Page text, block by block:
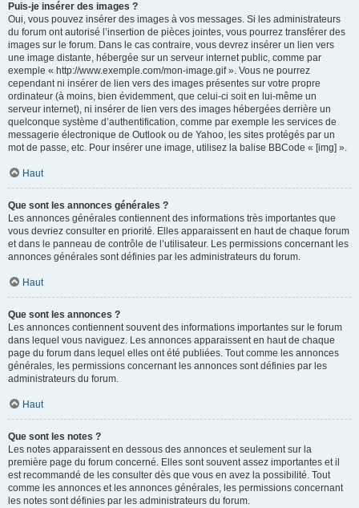
Puis-je insérer des images ?
Oui, vous pouvez insérer des images à vos messages. Si les administrateurs
du forum ont autorisé l’insertion de pièces jointes, vous pourrez transférer des
images sur le forum. Dans le cas contraire, vous devrez insérer un lien vers
une image distante, hébergée sur un serveur internet public, comme par
exemple « http://www.exemple.com/mon-image.gif ». Vous ne pourrez
cependant ni insérer de lien vers des images présentes sur votre propre
ordinateur (à moins, bien évidemment, que celui-ci soit en lui-même un
serveur internet), ni insérer de lien vers des images hébergées derrière un
quelconque système d’authentification, comme par exemple les services de
messagerie électronique de Outlook ou de Yahoo, les sites protégés par un
mot de passe, etc. Pour insérer une image, utilisez la balise BBCode « [img] ».
Haut
Que sont les annonces générales ?
Les annonces générales contiennent des informations très importantes que
vous devriez consulter en priorité. Elles apparaissent en haut de chaque forum
et dans le panneau de contrôle de l’utilisateur. Les permissions concernant les
annonces générales sont définies par les administrateurs du forum.
Haut
Que sont les annonces ?
Les annonces contiennent souvent des informations importantes sur le forum
dans lequel vous naviguez. Les annonces apparaissent en haut de chaque
page du forum dans lequel elles ont été publiées. Tout comme les annonces
générales, les permissions concernant les annonces sont définies par les
administrateurs du forum.
Haut
Que sont les notes ?
Les notes apparaissent en dessous des annonces et seulement sur la
première page du forum concerné. Elles sont souvent assez importantes et il
est recommandé de les consulter dès que vous en avez la possibilité. Tout
comme les annonces et les annonces générales, les permissions concernant
les notes sont définies par les administrateurs du forum.